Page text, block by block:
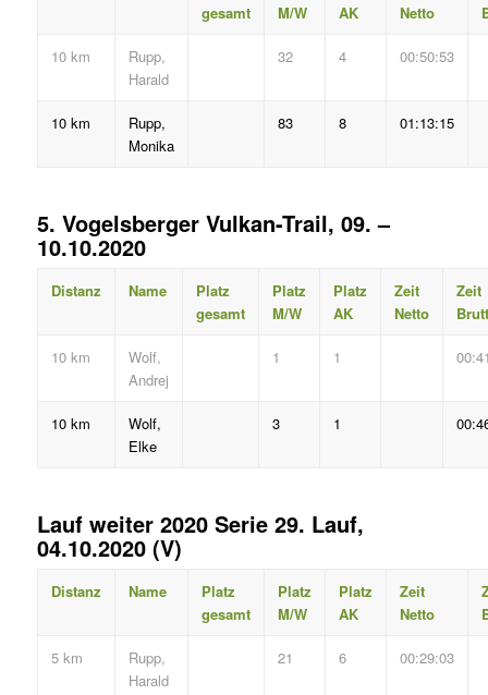
gesamt
M/W
AK
Netto
10 km
Rupp,
Harald
32 4 00:50:53
10 km
Rupp,
Monika
83 8 01:13:15
5. Vogelsberger Vulkan-Trail, 09. –
10.10.2020
Distanz Name
Platz
gesamt
Platz
M/W
Platz
AK
Zeit
Netto
Zeit
10 km
Wolf,
Andrej
1 1
10 km
Wolf,
Elke
3 1
Lauf weiter 2020 Serie 29. Lauf,
04.10.2020 (V)
Distanz Name
Platz
gesamt
Platz
M/W
Platz
AK
Zeit
Netto
5 km
Rupp,
Harald
21 6 00:29:03